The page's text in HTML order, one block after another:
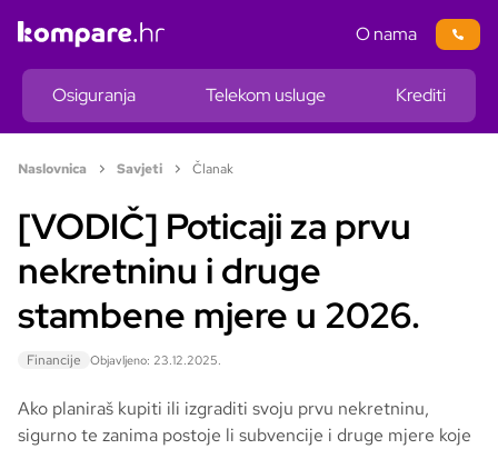
Osiguranja Telekom usluge Krediti
O nama
Naslovnica Savjeti Članak
[VODIČ] Poticaji za prvu
nekretninu i druge
stambene mjere u 2026.
Financije Objavljeno: 23.12.2025.
Ako planiraš kupiti ili izgraditi svoju prvu nekretninu,
sigurno te zanima postoje li subvencije i druge mjere koje